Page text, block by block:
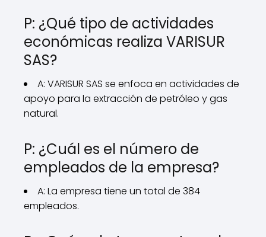
P: ¿Qué tipo de actividades
económicas realiza VARISUR
SAS?
A: VARISUR SAS se enfoca en actividades de
apoyo para la extracción de petróleo y gas
natural.
P: ¿Cuál es el número de
empleados de la empresa?
A: La empresa tiene un total de 384
empleados.